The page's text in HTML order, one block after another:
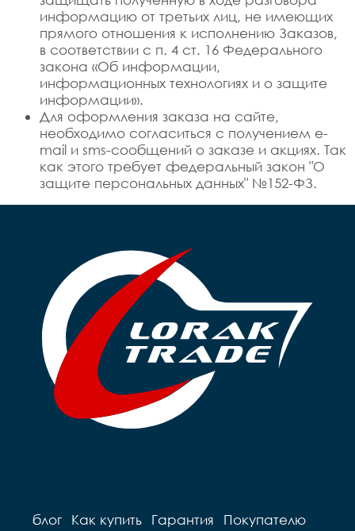
информацию от третьих лиц, не имеющих
прямого отношения к исполнению Заказов,
в соответствии с п. 4 ст. 16 Федерального
закона «Об информации,
информационных технологиях и о защите
информации».
Для оформления заказа на сайте,
необходимо согласиться с получением e-
mail и sms-сообщений о заказе и акциях. Так
как этого требует федеральный закон "О
защите персональных данных" №152-ФЗ.
блог Как купить Гарантия
Покупателю